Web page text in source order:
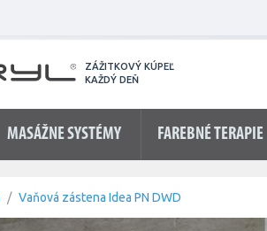
ZÁŽITKOVÝ KÚPEĽ
KAŽDÝ DEŇ
MASÁŽNE SYSTÉMY FAREBNÉ TERAPIE
Vaňová zástena Idea PN DWD